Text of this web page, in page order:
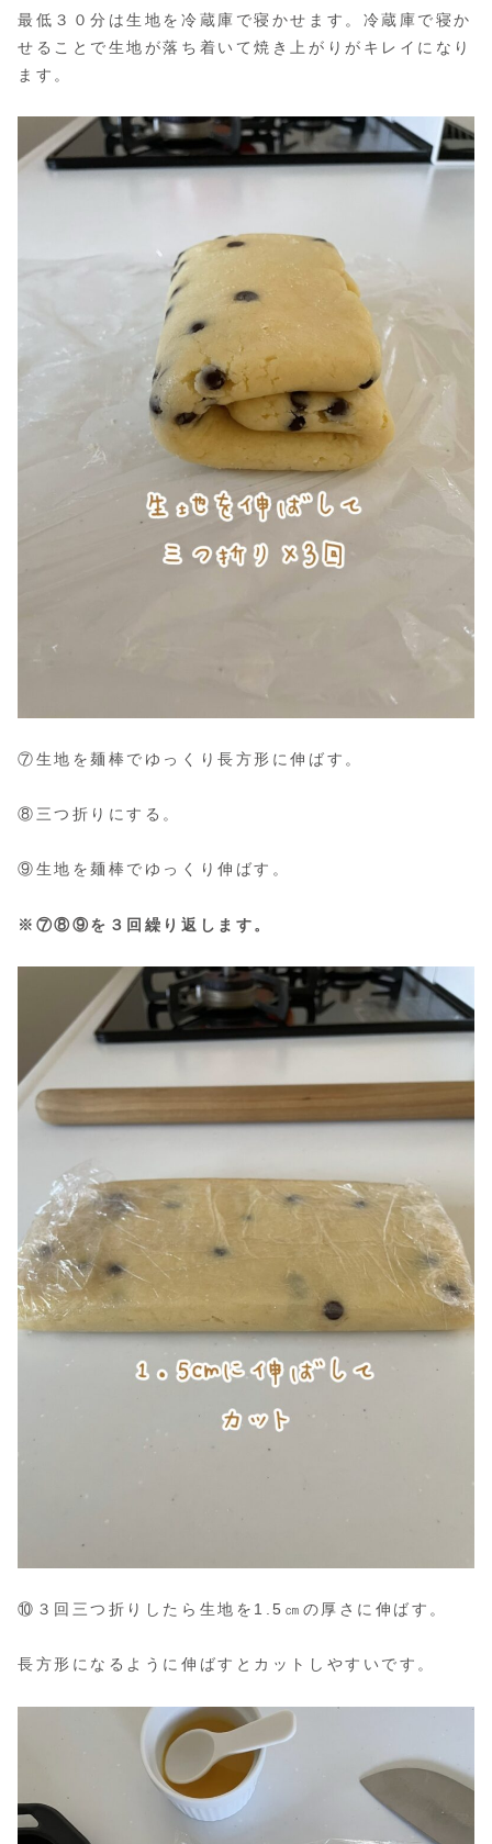
最低３０分は生地を冷蔵庫で寝かせます。冷蔵庫で寝か
せることで生地が落ち着いて焼き上がりがキレイになり
ます。
⑦生地を麺棒でゆっくり長方形に伸ばす。
⑧三つ折りにする。
⑨生地を麺棒でゆっくり伸ばす。
※⑦⑧⑨を３回繰り返します。
⑩３回三つ折りしたら生地を1.5㎝の厚さに伸ばす。
長方形になるように伸ばすとカットしやすいです。